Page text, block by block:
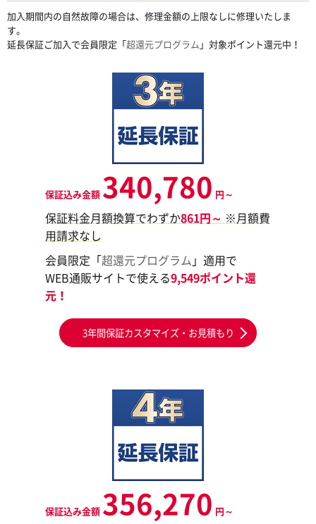
加入期間内の自然故障の場合は、修理金額の上限なしに修理いたしま
す。
延長保証ご加入で会員限定「超還元プログラム 」対象ポイント還元中！
保証込み金額 340,780 円～
保証料金月額換算でわずか861円～ ※月額費
用請求なし
会員限定「超還元プログラム 」適用で
WEB通販サイトで使える9,549ポイント還
元！
3年間保証カスタマイズ・お見積もり
保証込み金額 356,270 円～